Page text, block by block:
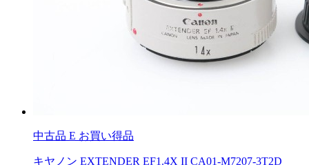
中古品 E お買い得品
キヤノン EXTENDER EF1.4X II CA01-M7207-3T2D